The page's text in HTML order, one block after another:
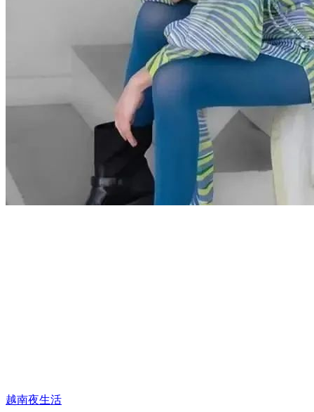
越南夜生活